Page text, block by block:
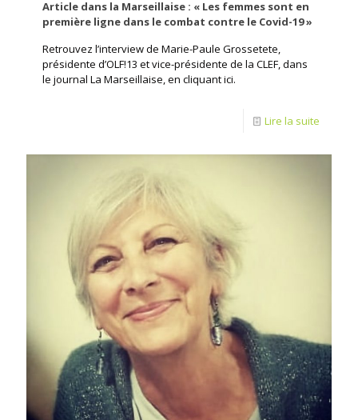
Article dans la Marseillaise : « Les femmes sont en
première ligne dans le combat contre le Covid-19 »
Retrouvez l’interview de Marie-Paule Grossetete,
présidente d’OLF!13 et vice-présidente de la CLEF, dans
le journal La Marseillaise, en cliquant ici.
Lire la suite